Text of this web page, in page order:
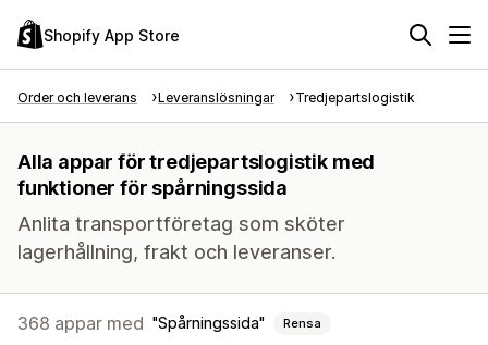
Shopify App Store
Order och leverans Leveranslösningar Tredjepartslogistik
Alla appar för tredjepartslogistik med
funktioner för spårningssida
Anlita transportföretag som sköter
lagerhållning, frakt och leveranser.
368 appar med Spårningssida Rensa